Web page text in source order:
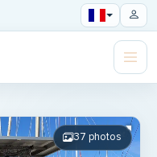
37 photos